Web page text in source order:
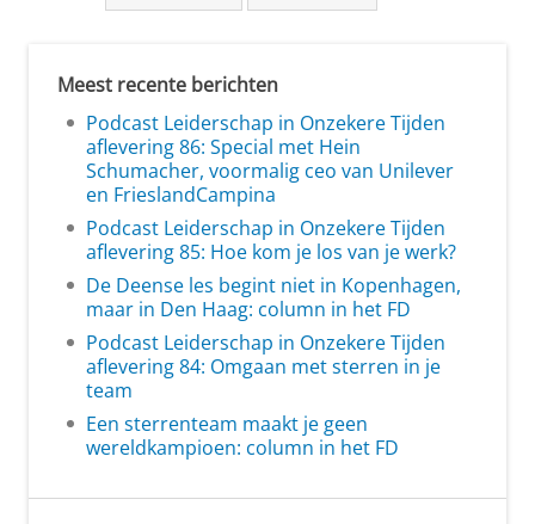
Meest recente berichten
Podcast Leiderschap in Onzekere Tijden
aflevering 86: Special met Hein
Schumacher, voormalig ceo van Unilever
en FrieslandCampina
Podcast Leiderschap in Onzekere Tijden
aflevering 85: Hoe kom je los van je werk?
De Deense les begint niet in Kopenhagen,
maar in Den Haag: column in het FD
Podcast Leiderschap in Onzekere Tijden
aflevering 84: Omgaan met sterren in je
team
Een sterrenteam maakt je geen
wereldkampioen: column in het FD